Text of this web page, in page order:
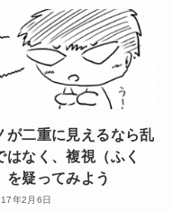
が二重に見えるなら乱
はなく、複視（ふく
を疑ってみよう
年2月6日